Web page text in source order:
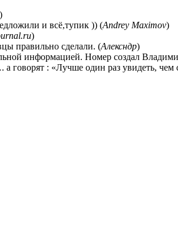
)
и всё,тупик )) (Andrey Maximov)
)
правильно сделали. (Алексндр)
информацией. Номер создал
говорят : «Лучше один раз увидеть, чем